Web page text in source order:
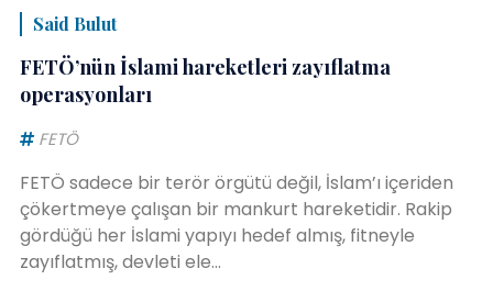
Said Bulut
FETÖ’nün İslami hareketleri zayıflatma
operasyonları
FETÖ
FETÖ sadece bir terör örgütü değil, İslam’ı içeriden
çökertmeye çalışan bir mankurt hareketidir. Rakip
gördüğü her İslami yapıyı hedef almış, fitneyle
zayıflatmış, devleti ele...